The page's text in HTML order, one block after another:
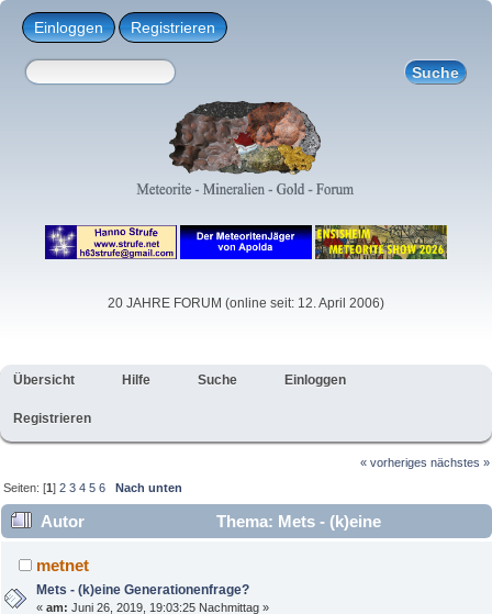
Einloggen Registrieren
20 JAHRE FORUM (online seit: 12. April 2006)
Übersicht Hilfe Suche Einloggen
Registrieren
« vorheriges nächstes »
Seiten: [1]2 3 4 5 6 Nach unten
Autor
Thema: Mets - (k)eine
Generationenfrage? (Gelesen 28431 mal)
metnet
Mets - (k)eine Generationenfrage?
«am: Juni 26, 2019, 19:03:25 Nachmittag »